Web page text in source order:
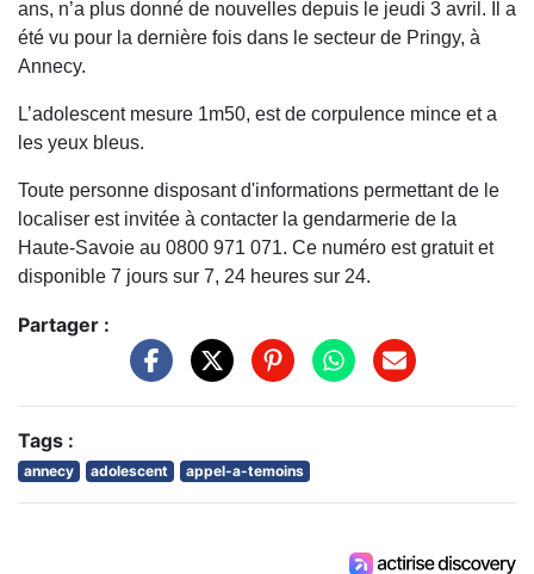
ans, n’a plus donné de nouvelles depuis le jeudi 3 avril. Il a
été vu pour la dernière fois dans le secteur de Pringy, à
Annecy.
L’adolescent mesure 1m50, est de corpulence mince et a
les yeux bleus.
Toute personne disposant d'informations permettant de le
localiser est invitée à contacter la gendarmerie de la
Haute-Savoie au 0800 971 071. Ce numéro est gratuit et
disponible 7 jours sur 7, 24 heures sur 24.
Partager :
Tags :
annecy adolescent appel-a-temoins